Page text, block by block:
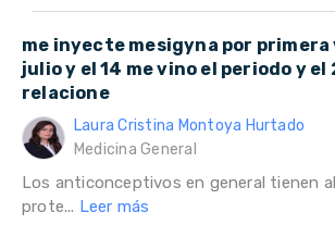
me inyecte mesigyna por primera
julio y el 14 me vino el periodo y el
relacione
Laura Cristina Montoya Hurtado
Medicina General
Los anticonceptivos en general tienen
prote... Leer más